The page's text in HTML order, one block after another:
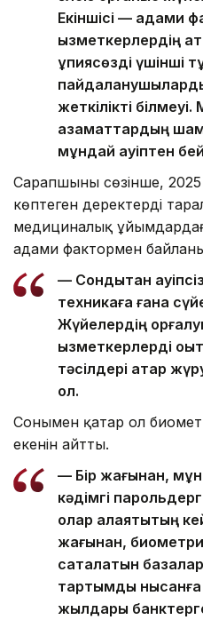
Екіншісі — адами
қызметкерлердің
құпиясөзді үшінші
жеткілікті
азаматтардың
мұндай қауіптен
Сарапшының сөзінше,
көптеген деректердің
медициналық
адами фактормен
— Сондықтан
техникаға ғана
Жүйелердің
қызметкерлерді
тәсілдері қатар
ол.
Сонымен қатар ол
екенін айтты.
— Бір жағынан,
кәдімгі
олар алаяқтықтың
жағынан,
сақталатын
тартымды
жылдары